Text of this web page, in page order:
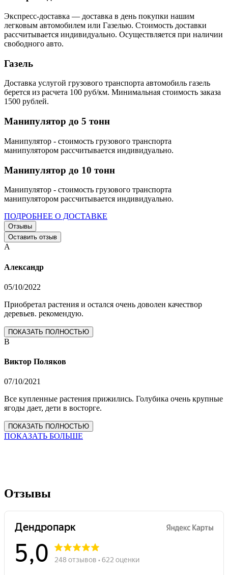
Экспресс-доставка — доставка в день покупки нашим
легковым автомобилем или Газелью. Стоимость доставки
рассчитывается индивидуально. Осуществляется при наличии
свободного авто.
Газель
Доставка услугой грузового транспорта автомобиль газель
берется из расчета 100 руб/км. Минимальная стоимость заказа
1500 рублей.
Манипулятор до 5 тонн
Манипулятор - стоимость грузового транспорта
манипулятором рассчитывается индивидуально.
Манипулятор до 10 тонн
Манипулятор - стоимость грузового транспорта
манипулятором рассчитывается индивидуально.
ПОДРОБНЕЕ О ДОСТАВКЕ
Отзывы
Оставить отзыв
А
Александр
05/10/2022
Приобретал растения и остался очень доволен качествор
деревьев. рекомендую.
ПОКАЗАТЬ ПОЛНОСТЬЮ
В
Виктор Поляков
07/10/2021
Все купленные растения прижились. Голубика очень крупные
ягоды дает, дети в восторге.
ПОКАЗАТЬ ПОЛНОСТЬЮ
ПОКАЗАТЬ БОЛЬШЕ
Отзывы